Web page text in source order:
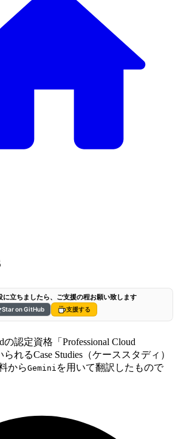
に立ちましたら、ご支援の程お願い致します
Star on GitHub
支援する
認定資格「Professional Cloud
れるCase Studies（ケーススタディ）
からGemini を用いて翻訳したもので